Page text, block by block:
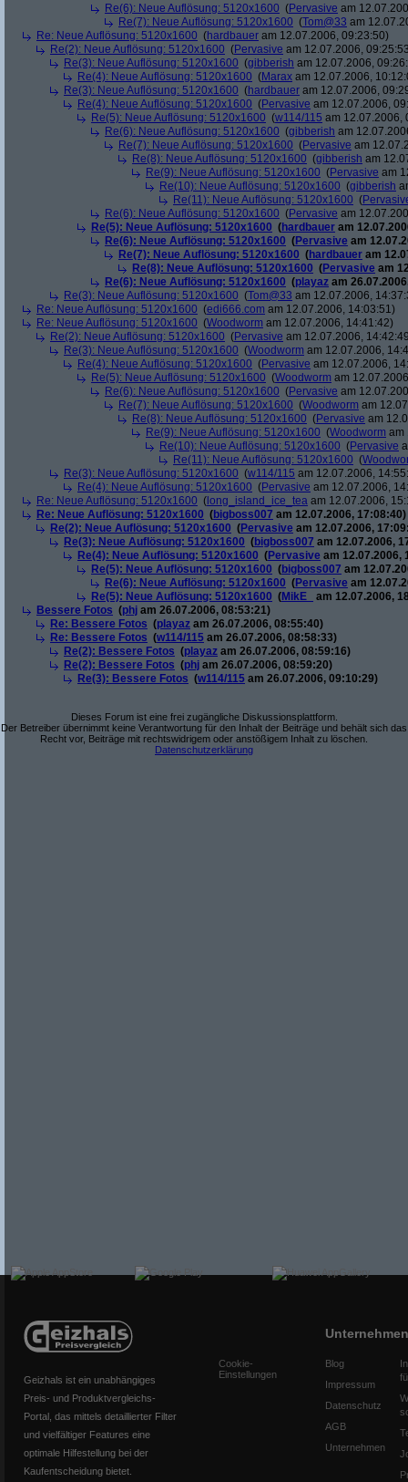
Re(6): Neue Auflösung: 5120x1600 (Pervasive am
Re(7): Neue Auflösung: 5120x1600 (Tom@33 am
Re: Neue Auflösung: 5120x1600 (hardbauer am 12.07.2006, 09:23:50)
Re(2): Neue Auflösung: 5120x1600 (Pervasive am 12.07.2006,
Re(3): Neue Auflösung: 5120x1600 (gibberish am 12.07.2006,
Re(4): Neue Auflösung: 5120x1600 (Marax am 12.07.2006,
Re(3): Neue Auflösung: 5120x1600 (hardbauer am 12.07.2006,
Re(4): Neue Auflösung: 5120x1600 (Pervasive am 12.07.2006,
Re(5): Neue Auflösung: 5120x1600 (w114/115 am 12.07.2006,
Re(6): Neue Auflösung: 5120x1600 (gibberish am
Re(7): Neue Auflösung: 5120x1600 (Pervasive am
Re(8): Neue Auflösung: 5120x1600 (gibberish am
Re(9): Neue Auflösung: 5120x1600 (Pervasive am
Re(10): Neue Auflösung: 5120x1600 (gibberish
Re(11): Neue Auflösung: 5120x1600 (
Re(6): Neue Auflösung: 5120x1600 (Pervasive am
Re(5): Neue Auflösung: 5120x1600 (hardbauer am
Re(6): Neue Auflösung: 5120x1600 (Pervasive am
Re(7): Neue Auflösung: 5120x1600 (hardbauer am
Re(8): Neue Auflösung: 5120x1600 (Pervasive am
Re(6): Neue Auflösung: 5120x1600 (playaz am
Re(3): Neue Auflösung: 5120x1600 (Tom@33 am 12.07.2006,
Re: Neue Auflösung: 5120x1600 (edi666.com am 12.07.2006, 14:03:51)
Re: Neue Auflösung: 5120x1600 (Woodworm am 12.07.2006, 14:41:42)
Re(2): Neue Auflösung: 5120x1600 (Pervasive am 12.07.2006,
Re(3): Neue Auflösung: 5120x1600 (Woodworm am 12.07.2006,
Re(4): Neue Auflösung: 5120x1600 (Pervasive am 12.07.2006,
Re(5): Neue Auflösung: 5120x1600 (Woodworm am
Re(6): Neue Auflösung: 5120x1600 (Pervasive am
Re(7): Neue Auflösung: 5120x1600 (Woodworm am
Re(8): Neue Auflösung: 5120x1600 (Pervasive am
Re(9): Neue Auflösung: 5120x1600 (Woodworm am
Re(10): Neue Auflösung: 5120x1600 (Pervasive
Re(11): Neue Auflösung: 5120x1600 (
Re(3): Neue Auflösung: 5120x1600 (w114/115 am 12.07.2006,
Re(4): Neue Auflösung: 5120x1600 (Pervasive am 12.07.2006,
Re: Neue Auflösung: 5120x1600 ( long_island_ice_tea am 12.07.2006,
Re: Neue Auflösung: 5120x1600 (bigboss007 am 12.07.2006, 17:08:40)
Re(2): Neue Auflösung: 5120x1600 (Pervasive am 12.07.2006,
Re(3): Neue Auflösung: 5120x1600 (bigboss007 am 12.07.2006,
Re(4): Neue Auflösung: 5120x1600 (Pervasive am 12.07.2006,
Re(5): Neue Auflösung: 5120x1600 (bigboss007 am
Re(6): Neue Auflösung: 5120x1600 (Pervasive am
Re(5): Neue Auflösung: 5120x1600 (MikE_
am 12.07.2006,
Bessere Fotos (phj am 26.07.2006, 08:53:21)
Re: Bessere Fotos (playaz am 26.07.2006, 08:55:40)
Re: Bessere Fotos (w114/115 am 26.07.2006, 08:58:33)
Re(2): Bessere Fotos (playaz am 26.07.2006, 08:59:16)
Re(2): Bessere Fotos (phj am 26.07.2006, 08:59:20)
Re(3): Bessere Fotos (w114/115 am 26.07.2006, 09:10:29)
Dieses Forum ist eine frei zugängliche Diskussionsplattform.
Der Betreiber übernimmt keine Verantwortung für den Inhalt der Beiträge und behält sich das
Recht vor, Beiträge mit rechtswidrigem oder anstößigem Inhalt zu löschen.
Datenschutzerklärung
Geizhals ist ein unabhängiges
Preis- und Produktvergleichs-
Portal, das mittels detaillierter Filter
und vielfältiger Features eine
optimale Hilfestellung bei der
Kaufentscheidung bietet.
Cookie-
Einstellungen
Unternehmen
Blog
Impressum
Datenschutz
AGB
Unternehmen